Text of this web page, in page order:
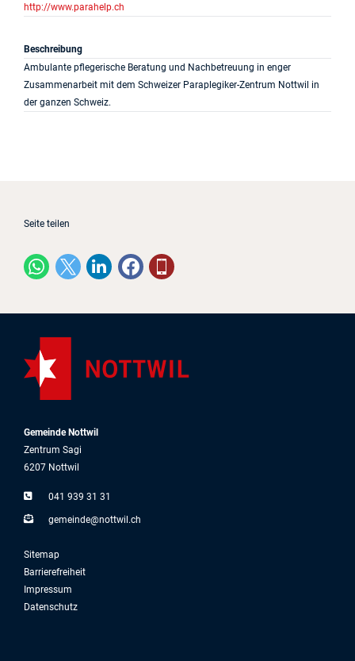
http://www.parahelp.ch
Beschreibung
Ambulante pflegerische Beratung und Nachbetreuung in enger
Zusammenarbeit mit dem Schweizer Paraplegiker-Zentrum Nottwil in
der ganzen Schweiz.
Seite teilen
Gemeinde Nottwil
Zentrum Sagi
6207 Nottwil
041 939 31 31
g m nd n ttw ch
Sitemap
Barrierefreiheit
Impressum
Datenschutz